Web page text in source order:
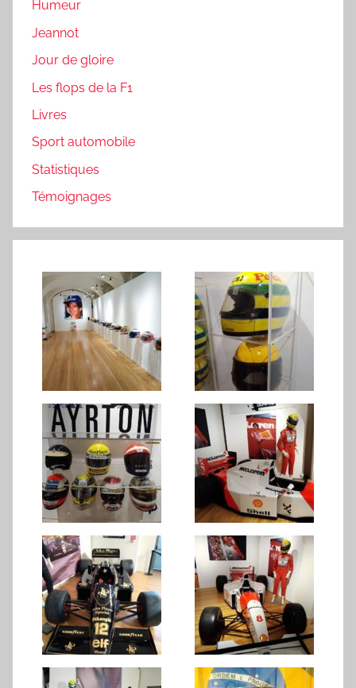
Humeur
Jeannot
Jour de gloire
Les flops de la F1
Livres
Sport automobile
Statistiques
Témoignages